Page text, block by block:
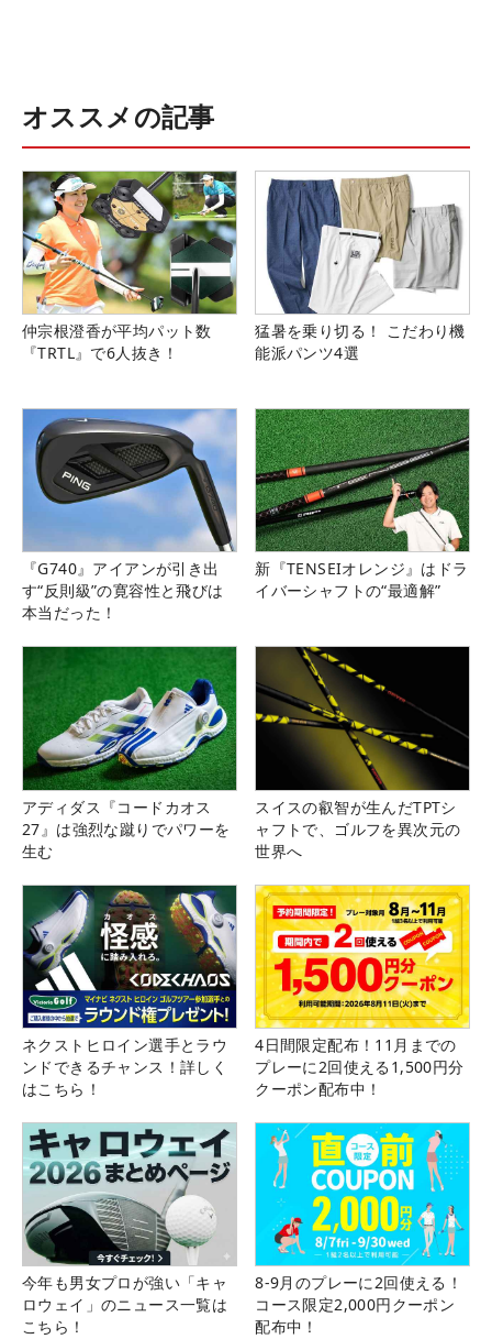
オススメの記事
仲宗根澄香が平均パット数
『TRTL』で6人抜き！
猛暑を乗り切る！ こだわり機
能派パンツ4選
『G740』アイアンが引き出
す“反則級”の寛容性と飛びは
本当だった！
新『TENSEIオレンジ』はドラ
イバーシャフトの“最適解”
アディダス『コードカオス
27』は強烈な蹴りでパワーを
生む
スイスの叡智が生んだTPTシ
ャフトで、ゴルフを異次元の
世界へ
ネクストヒロイン選手とラウ
ンドできるチャンス！詳しく
はこちら！
4日間限定配布！11月までの
プレーに2回使える1,500円分
クーポン配布中！
今年も男女プロが強い「キャ
ロウェイ」のニュース一覧は
こちら！
8-9月のプレーに2回使える！
コース限定2,000円クーポン
配布中！